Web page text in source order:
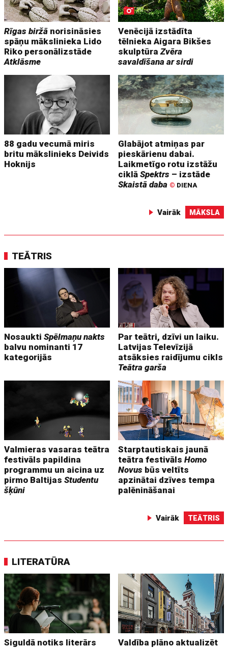
Rīgas biržā norisināsies
spāņu mākslinieka Lido
Riko personālizstāde
Atklāsme
Venēcijā izstādīta
tēlnieka Aigara Bikšes
skulptūraZvēra
savaldīšana ar sirdi
88 gadu vecumā miris
britu mākslinieks Deivids
Hoknijs
Glabājot atmiņas par
pieskārienu dabai.
Laikmetīgo rotu izstāžu
ciklāSpektrs – izstāde
Skaistā daba © DIENA
Vairāk MĀKSLA
TEĀTRIS
NosauktiSpēlmaņu nakts
balvu nominanti 17
kategorijās
Par teātri, dzīvi un laiku.
Latvijas Televīzijā
atsāksies raidījumu cikls
Teātra garša
Valmieras vasaras teātra
festivāls papildina
programmu un aicina uz
pirmo BaltijasStudentu
šķūni
Starptautiskais jaunā
teātra festivālsHomo
Novus būs veltīts
apzinātai dzīves tempa
palēnināšanai
Vairāk TEĀTRIS
LITERATŪRA
Siguldā notiks literārs
Valdība plāno aktualizēt